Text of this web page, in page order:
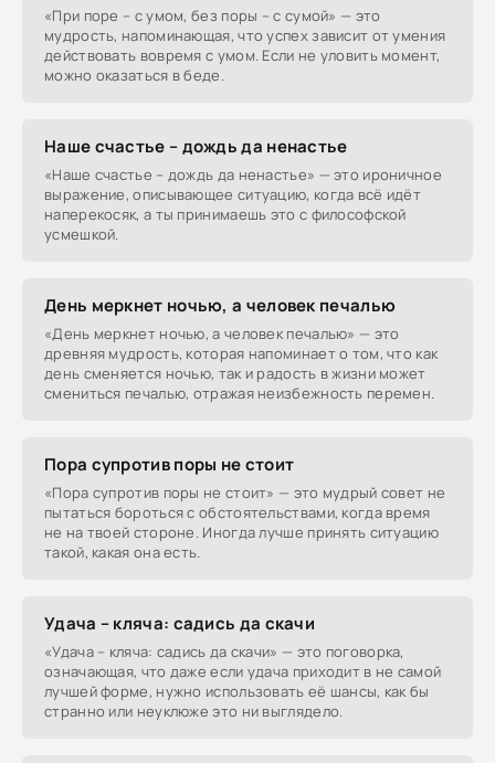
«При поре – с умом, без поры – с сумой» — это
мудрость, напоминающая, что успех зависит от умения
действовать вовремя с умом. Если не уловить момент,
можно оказаться в беде.
Наше счастье – дождь да ненастье
«Наше счастье – дождь да ненастье» — это ироничное
выражение, описывающее ситуацию, когда всё идёт
наперекосяк, а ты принимаешь это с философской
усмешкой.
День меркнет ночью, а человек печалью
«День меркнет ночью, а человек печалью» — это
древняя мудрость, которая напоминает о том, что как
день сменяется ночью, так и радость в жизни может
смениться печалью, отражая неизбежность перемен.
Пора супротив поры не стоит
«Пора супротив поры не стоит» — это мудрый совет не
пытаться бороться с обстоятельствами, когда время
не на твоей стороне. Иногда лучше принять ситуацию
такой, какая она есть.
Удача – кляча: садись да скачи
«Удача – кляча: садись да скачи» — это поговорка,
означающая, что даже если удача приходит в не самой
лучшей форме, нужно использовать её шансы, как бы
странно или неуклюже это ни выглядело.